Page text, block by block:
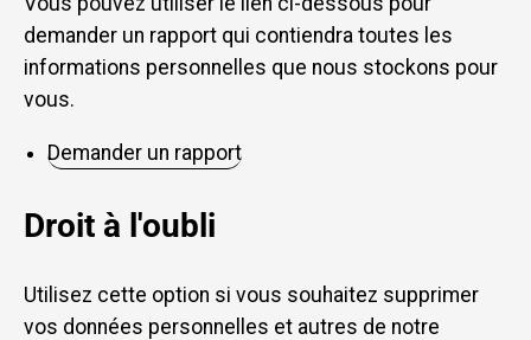
demander un rapport qui contiendra toutes les
informations personnelles que nous stockons pour
vous.
Demander un rapport
Droit à l'oubli
Utilisez cette option si vous souhaitez supprimer
vos données personnelles et autres de notre